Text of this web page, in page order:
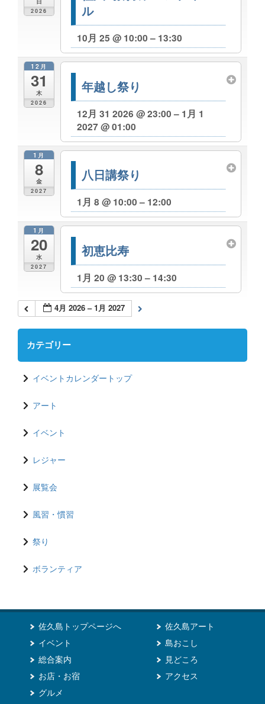
2026
ル
10月 25 @ 10:00 – 13:30
12月
31
木
2026
年越し祭り
12月 31 2026 @ 23:00 – 1月 1
2027 @ 01:00
1月
8
金
2027
八日講祭り
1月 8 @ 10:00 – 12:00
1月
20
水
2027
初恵比寿
1月 20 @ 13:30 – 14:30
4月 2026 – 1月 2027
カテゴリー
イベントカレンダートップ
アート
イベント
レジャー
展覧会
風習・慣習
祭り
ボランティア
佐久島トップページへ
イベント
総合案内
お店・お宿
グルメ
佐久島アート
島おこし
見どころ
アクセス